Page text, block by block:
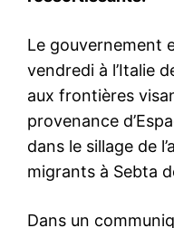
Insight
À propos